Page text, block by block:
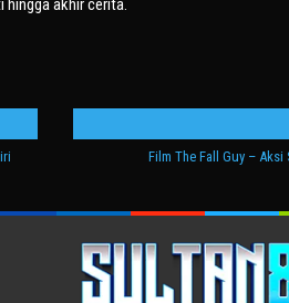
hingga akhir cerita.
Film The Fall Guy –